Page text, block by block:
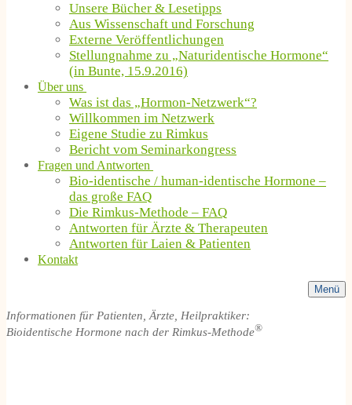
Unsere Bücher & Lesetipps
Aus Wissenschaft und Forschung
Externe Veröffentlichungen
Stellungnahme zu „Naturidentische Hormone“
(in Bunte, 15.9.2016)
Über uns
Was ist das „Hormon-Netzwerk“?
Willkommen im Netzwerk
Eigene Studie zu Rimkus
Bericht vom Seminarkongress
Fragen und Antworten
Bio-identische / human-identische Hormone –
das große FAQ
Die Rimkus-Methode – FAQ
Antworten für Ärzte & Therapeuten
Antworten für Laien & Patienten
Kontakt
Menü
Informationen für Patienten, Ärzte, Heilpraktiker:
Bioidentische Hormone nach der Rimkus-Methode®